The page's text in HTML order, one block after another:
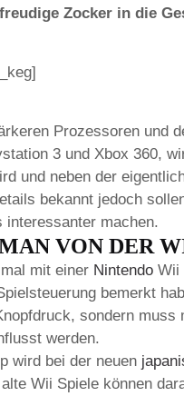
Zocker in die
Prozessoren und
3 und Xbox 360,
und neben der
bekannt jedoch
interessanter machen.
VON DER
mit einer Nintendo Wii
bemerkt
sondern
werden.
wird bei der neuen
Wii Spiele können